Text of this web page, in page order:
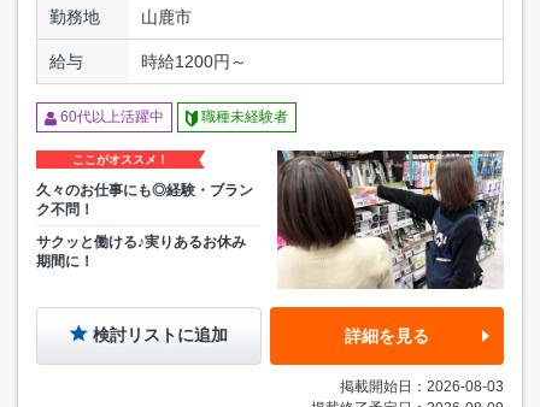
勤務地 山鹿市
給与 時給1200円～
60代以上活躍中 職種未経験者
ここがオススメ！
久々のお仕事にも◎経験・ブラン
ク不問！
サクッと働ける♪実りあるお休み
期間に！
検討リストに追加 詳細を見る
掲載開始日：2026-08-03